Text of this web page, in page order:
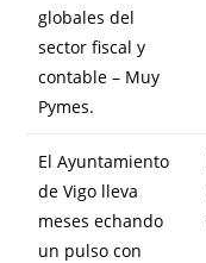
globales del
sector fiscal y
contable – Muy
Pymes.
El Ayuntamiento
de Vigo lleva
meses echando
un pulso con